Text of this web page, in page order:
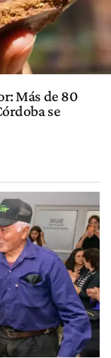
Más de 80
se